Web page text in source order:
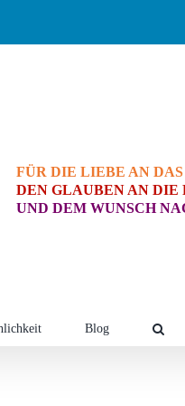
FÜR DIE LIEBE AN
DEN GLAUBEN AN DIE
UND DEM WUNSCH
Blog